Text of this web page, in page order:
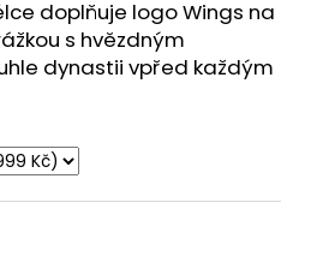
doplňuje logo Wings na
s hvězdným
dynastii vpřed každým